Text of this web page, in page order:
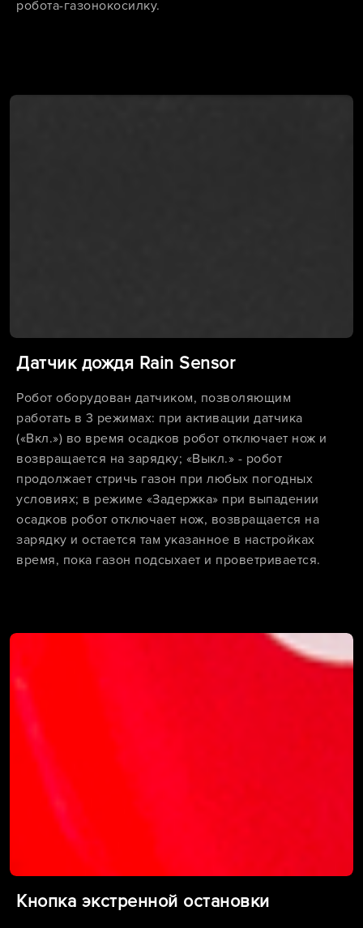
робота-газонокосилку.
Датчик дождя Rain Sensor
Робот оборудован датчиком, позволяющим
работать в 3 режимах: при активации датчика
(«Вкл.») во время осадков робот отключает нож и
возвращается на зарядку; «Выкл.» - робот
продолжает стричь газон при любых погодных
условиях; в режиме «Задержка» при выпадении
осадков робот отключает нож, возвращается на
зарядку и остается там указанное в настройках
время, пока газон подсыхает и проветривается.
Кнопка экстренной остановки